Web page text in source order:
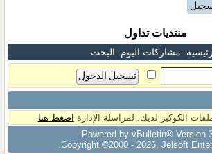
منتديات تداول
مشاركات اليوم البحث
الكوكيز لديك. لمراسلة الإدارة اضغط هنا
Powered by vBulletin® Version
Copyright ©2000 - 2026, Jelsoft